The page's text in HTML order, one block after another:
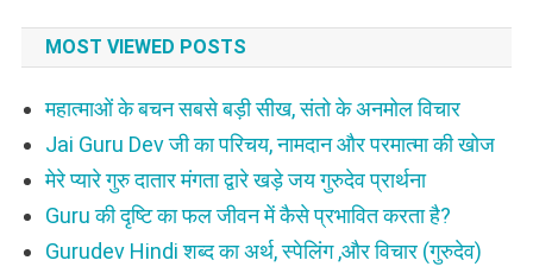
MOST VIEWED POSTS
महात्माओं के बचन सबसे बड़ी सीख, संतो के अनमोल विचार
Jai Guru Dev जी का परिचय, नामदान और परमात्मा की खोज
मेरे प्यारे गुरु दातार मंगता द्वारे खड़े जय गुरुदेव प्रार्थना
Guru की दृष्टि का फल जीवन में कैसे प्रभावित करता है?
Gurudev Hindi शब्द का अर्थ, स्पेलिंग ,और विचार (गुरुदेव)